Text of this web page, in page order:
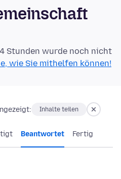
Stunden wurde noch nicht
wie Sie mithelfen können!
Inhalte teilen
Beantwortet Fertig